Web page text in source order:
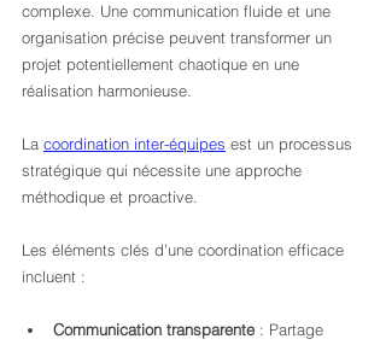
complexe. Une communication fluide et une
organisation précise peuvent transformer un
projet potentiellement chaotique en une
réalisation harmonieuse.
La coordination inter-équipes est un processus
stratégique qui nécessite une approche
méthodique et proactive.
Les éléments clés d’une coordination efficace
incluent :
Communication transparente : Partage